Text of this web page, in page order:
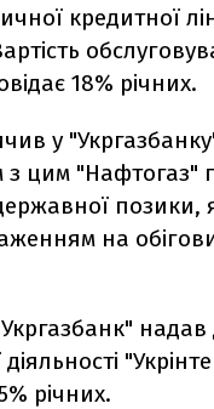
кредитної
18% річних.
у
з цим
позики,
на
річних.